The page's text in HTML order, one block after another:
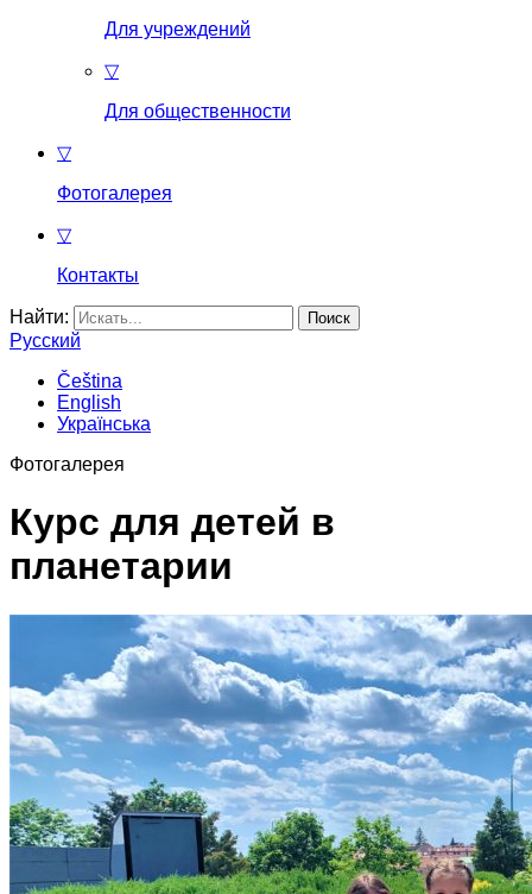
Для учреждений
▽
Для общественности
▽
Фотогалерея
▽
Контакты
Найти:
Русский
Čeština
English
Українська
Фотогалерея
Курс для детей в
планетарии